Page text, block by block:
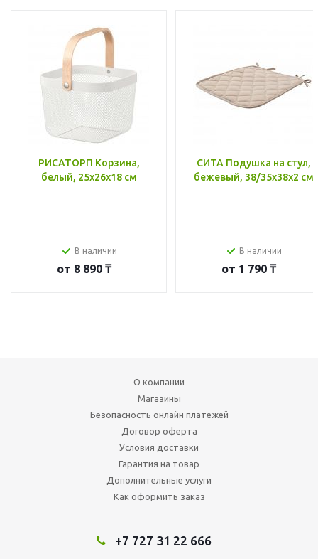
РИСАТОРП Корзина,
белый, 25x26x18 см
В наличии
от 8 890 ₸
СИТА Подушка на стул,
бежевый, 38/35x38x2 см
В наличии
от 1 790 ₸
О компании
Магазины
Безопасность онлайн платежей
Договор оферта
Условия доставки
Гарантия на товар
Дополнительные услуги
Как оформить заказ
+7 727 31 22 666